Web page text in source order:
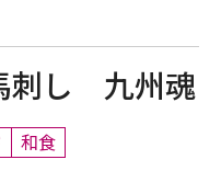
刺し 九州魂
和食